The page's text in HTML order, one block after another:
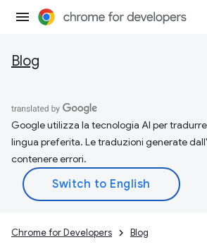
Blog
Google utilizza la tecnologia AI per
lingua preferita. Le traduzioni generate
contenere errori.
Chrome for Developers Blog